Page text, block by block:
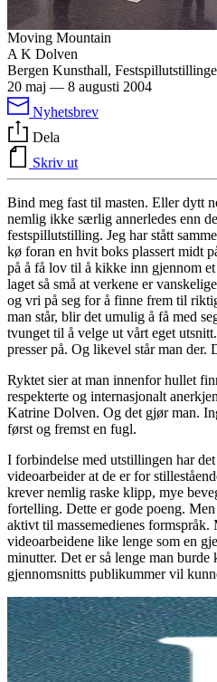
Moving Mountain
A K Dolven
Bergen Kunsthall,
20 maj — 8 augusti 2004
Nyhetsbrev
Dela
Skriv ut
Bind meg fast til masten. Eller dytt
nemlig ikke særlig annerledes enn
festspillutstilling. Jeg har stått
kø foran en hvit boks plassert midt
på å få lov til å kikke inn gjennom
laget så små at verkene er
og vri på seg for å finne frem til
man står, blir det umulig å få med
tvunget til å velge ut vårt eget
presser på. Og likevel står man der.
Ryktet sier at man innenfor hullet
respekterte og internasjonalt
Katrine Dolven. Og det gjør man.
først og fremst en fugl.
I forbindelse med utstillingen har
videoarbeider at de er for
krever nemlig raske klipp, mye
fortelling. Dette er gode poeng.
aktivt til massemedienes formspråk.
videoarbeidene like lenge som en
minutter. Det er så lenge man burde
gjennomsnitts publikummer vil